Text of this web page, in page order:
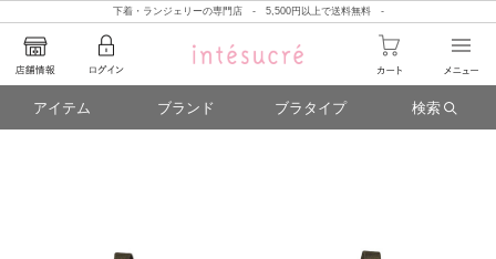
下着・ランジェリーの専門店 - 5,500円以上で送料無料 -
アイテム ブランド ブラタイプ 検索